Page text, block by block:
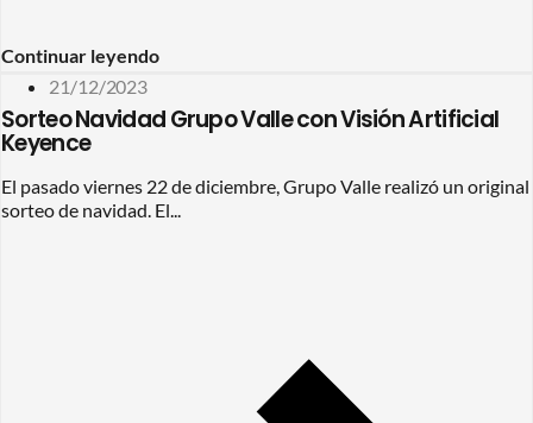
Continuar leyendo
21/12/2023
Sorteo Navidad Grupo Valle con Visión Artificial
Keyence
El pasado viernes 22 de diciembre, Grupo Valle realizó un original
sorteo de navidad. El...